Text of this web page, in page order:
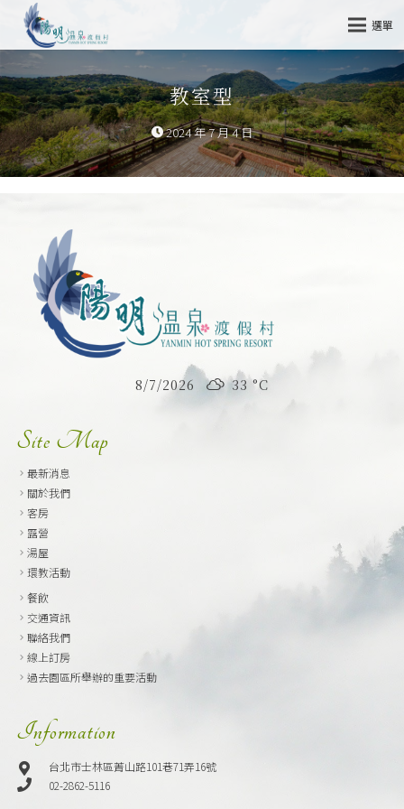
選單
教室型
2024 年 7 月 4 日
8/7/2026 33 °C
Site Map
最新消息
關於我們
客房
露營
湯屋
環教活動
餐飲
交通資訊
聯絡我們
線上訂房
過去園區所舉辦的重要活動
Information
台北市士林區菁山路101巷71弄16號
02-2862-5116